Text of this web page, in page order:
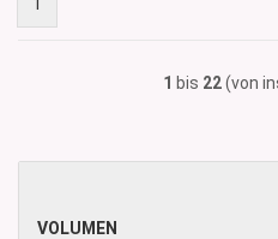
1 bis 22(von
VOLUMEN
VOLUMEN